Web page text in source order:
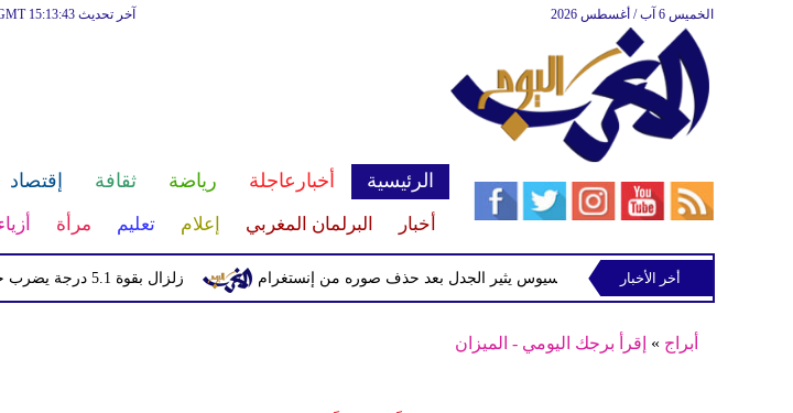
آخر تحديث GMT 15:13:43 الخميس 6 آب / أغسطس 2026
الرئيسية أخبارعاجلة رياضة ثقافة إقتصاد
أخبار البرلمان المغربي إعلام تعليم مرأة
زلزال بقوة 5.1 درجة يضرب جنوب اليابان دون تحذير من تسونامي فينيسيوس يثير الجدل بعد حذف صوره من إنستغرامأخر الأخبار
أبراج » إقرأ برجك اليومي - الميزان